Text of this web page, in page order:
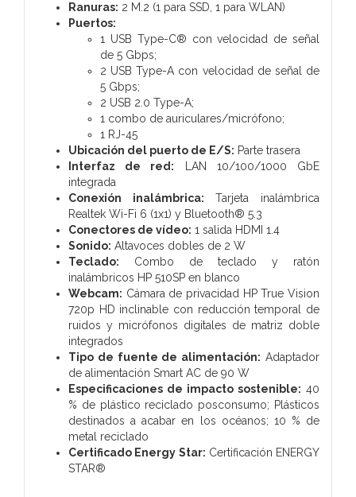
Ranuras: 2 M.2 (1 para SSD, 1 para WLAN)
Puertos:
1 USB Type-C® con velocidad de señal
de 5 Gbps;
2 USB Type-A con velocidad de señal de
5 Gbps;
2 USB 2.0 Type-A;
1 combo de auriculares/micrófono;
1 RJ-45
Ubicación del puerto de E/S: Parte trasera
Interfaz de red: LAN 10/100/1000 GbE
integrada
Conexión inalámbrica: Tarjeta inalámbrica
Realtek Wi-Fi 6 (1x1) y Bluetooth® 5.3
Conectores de vídeo: 1 salida HDMI 1.4
Sonido: Altavoces dobles de 2 W
Teclado: Combo de teclado y ratón
inalámbricos HP 510SP en blanco
Webcam: Cámara de privacidad HP True Vision
720p HD inclinable con reducción temporal de
ruidos y micrófonos digitales de matriz doble
integrados
Tipo de fuente de alimentación: Adaptador
de alimentación Smart AC de 90 W
Especificaciones de impacto sostenible: 40
% de plástico reciclado posconsumo; Plásticos
destinados a acabar en los océanos; 10 % de
metal reciclado
Certificado Energy Star: Certificación ENERGY
STAR®